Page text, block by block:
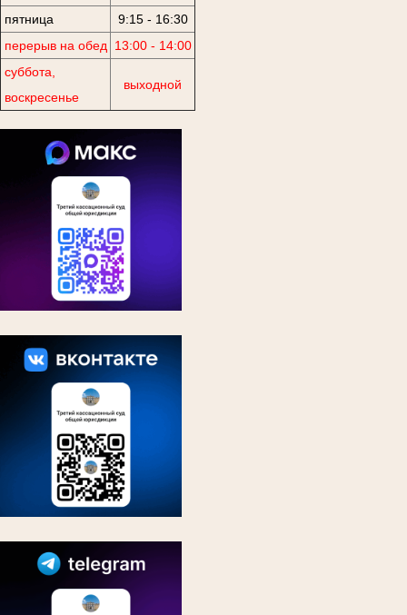
пятница
9:15 - 16:30
перерыв на обед
13:00 - 14:00
суббота,
воскресенье
выходной